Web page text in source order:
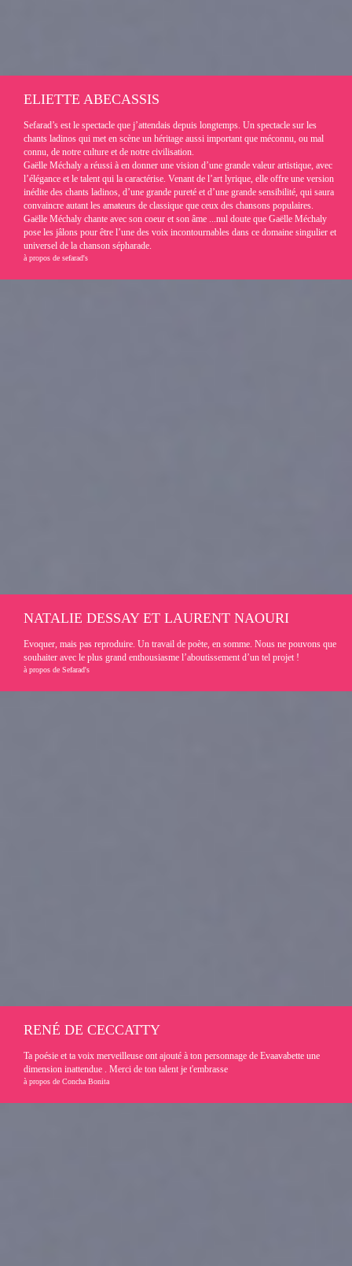
ELIETTE ABECASSIS
Sefarad’s est le spectacle que j’attendais depuis longtemps. Un spectacle sur les
chants ladinos qui met en scène un héritage aussi important que méconnu, ou mal
connu, de notre culture et de notre civilisation.
Gaëlle Méchaly a réussi à en donner une vision d’une grande valeur artistique, avec
l’élégance et le talent qui la caractérise. Venant de l’art lyrique, elle offre une version
inédite des chants ladinos, d’une grande pureté et d’une grande sensibilité, qui saura
convaincre autant les amateurs de classique que ceux des chansons populaires.
Gaëlle Méchaly chante avec son coeur et son âme ...nul doute que Gaëlle Méchaly
pose les jâlons pour être l’une des voix incontournables dans ce domaine singulier et
universel de la chanson sépharade.
à propos de sefarad's
NATALIE DESSAY ET LAURENT NAOURI
Evoquer, mais pas reproduire. Un travail de poète, en somme. Nous ne pouvons que
souhaiter avec le plus grand enthousiasme l’aboutissement d’un tel projet !
à propos de Sefarad's
RENÉ DE CECCATTY
Ta poésie et ta voix merveilleuse ont ajouté à ton personnage de Evaavabette une
dimension inattendue . Merci de ton talent je t'embrasse
à propos de Concha Bonita